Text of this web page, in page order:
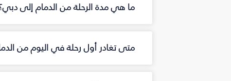
ما هي مدة الرحلة من الدمام إلى
متى تغادر أول رحلة في اليوم من